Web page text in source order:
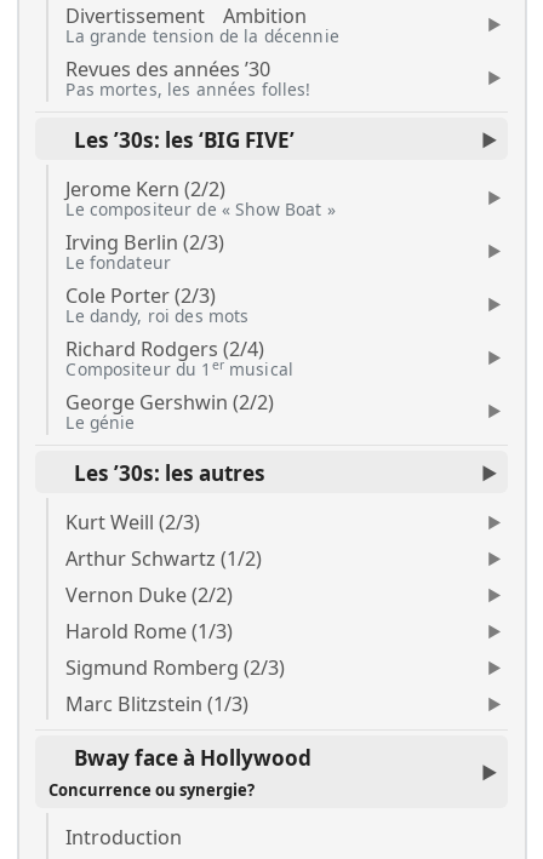
Divertissement Ambition
La grande tension de la décennie
Revues des années ’30
Pas mortes, les années folles!
Les ’30s: les ‘BIG FIVE’
Jerome Kern (2/2)
Le compositeur de « Show Boat »
Irving Berlin (2/3)
Le fondateur
Cole Porter (2/3)
Le dandy, roi des mots
Richard Rodgers (2/4)
Compositeur du 1 ermusical
George Gershwin (2/2)
Le génie
Les ’30s: les autres
Kurt Weill (2/3)
Arthur Schwartz (1/2)
Vernon Duke (2/2)
Harold Rome (1/3)
Sigmund Romberg (2/3)
Marc Blitzstein (1/3)
Bway face à Hollywood
Concurrence ou synergie?
Introduction